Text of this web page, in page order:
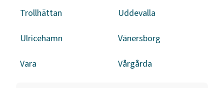
Trollhättan Uddevalla
Ulricehamn Vänersborg
Vara Vårgårda